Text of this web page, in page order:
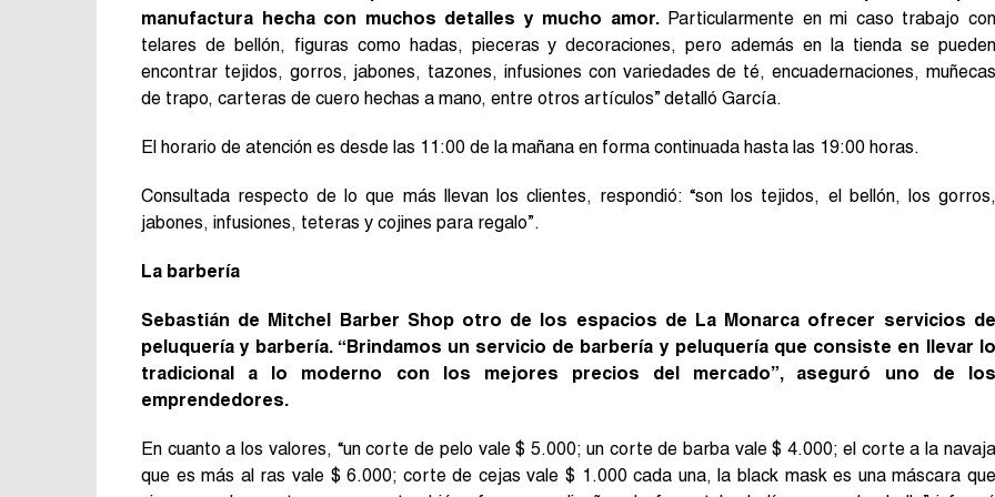
manufactura hecha con muchos detalles y mucho amor.Particularmente en mi caso trabajo con
telares de bellón, figuras como hadas, pieceras y decoraciones, pero además en la tienda se pueden
encontrar tejidos, gorros, jabones, tazones, infusiones con variedades de té, encuadernaciones, muñecas
de trapo, carteras de cuero hechas a mano, entre otros artículos” detalló García.
El horario de atención es desde las 11:00 de la mañana en forma continuada hasta las 19:00 horas.
Consultada respecto de lo que más llevan los clientes, respondió: “son los tejidos, el bellón, los gorros,
jabones, infusiones, teteras y cojines para regalo”.
La barbería
Sebastián de Mitchel Barber Shop otro de los espacios de La Monarca ofrecer servicios de
peluquería y barbería. “Brindamos un servicio de barbería y peluquería que consiste en llevar lo
tradicional a lo moderno con los mejores precios del mercado”, aseguró uno de los
emprendedores.
En cuanto a los valores, “un corte de pelo vale $ 5.000; un corte de barba vale $ 4.000; el corte a la navaja
que es más al ras vale $ 6.000; corte de cejas vale $ 1.000 cada una, la black mask es una máscara que